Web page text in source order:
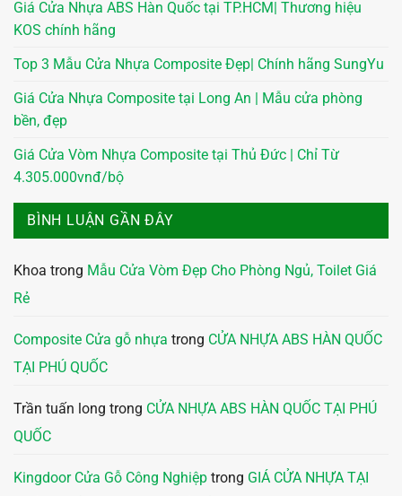
Giá Cửa Nhựa ABS Hàn Quốc tại TP.HCM| Thương hiệu
KOS chính hãng
Top 3 Mẫu Cửa Nhựa Composite Đẹp| Chính hãng SungYu
Giá Cửa Nhựa Composite tại Long An | Mẫu cửa phòng
bền, đẹp
Giá Cửa Vòm Nhựa Composite tại Thủ Đức | Chỉ Từ
4.305.000vnđ/bộ
BÌNH LUẬN GẦN ĐÂY
Khoa trong Mẫu Cửa Vòm Đẹp Cho Phòng Ngủ, Toilet Giá
Rẻ
Composite Cửa gỗ nhựa trong CỬA NHỰA ABS HÀN QUỐC
TẠI PHÚ QUỐC
Trần tuấn long trong CỬA NHỰA ABS HÀN QUỐC TẠI PHÚ
QUỐC
Kingdoor Cửa Gỗ Công Nghiệp trong GIÁ CỬA NHỰA TẠI